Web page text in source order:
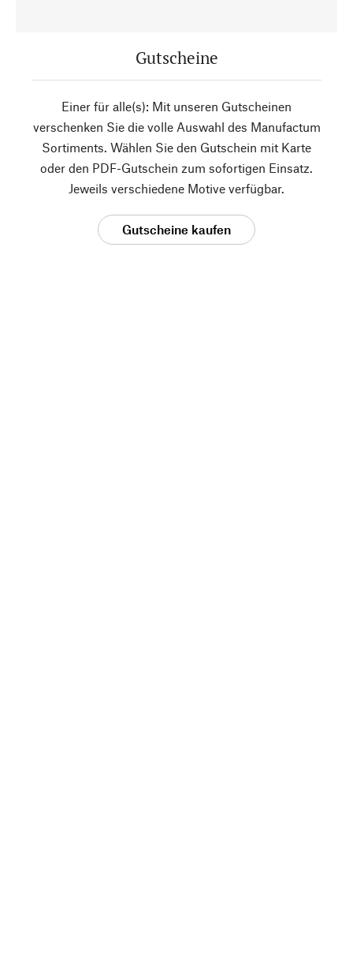
Gutscheine
Einer für alle(s): Mit unseren Gutscheinen
verschenken Sie die volle Auswahl des Manufactum
Sortiments. Wählen Sie den Gutschein mit Karte
oder den PDF-Gutschein zum sofortigen Einsatz.
Jeweils verschiedene Motive verfügbar.
Gutscheine kaufen